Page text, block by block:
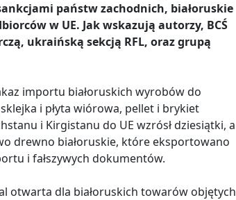
państw zachodnich, białoruskie
w UE. Jak wskazują autorzy, BCŚ
ukraińską sekcją RFL, oraz grupą
importu białoruskich wyrobów do
i płyta wiórowa, pellet i brykiet
i Kirgistanu do UE wzrósł dziesiątki, a
drewno białoruskie, które eksportowano
i fałszywych dokumentów.
otwarta dla białoruskich towarów objętych